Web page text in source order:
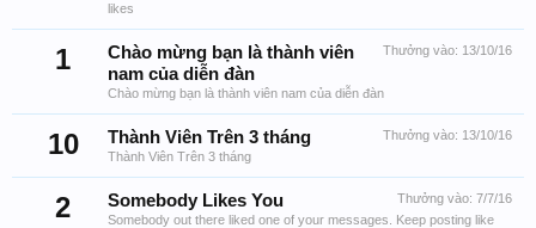
likes
1 Thưởng vào: 13/10/16
Chào mừng bạn là thành viên
nam của diễn đàn
Chào mừng bạn là thành viên nam của diễn đàn
10 Thưởng vào: 13/10/16
Thành Viên Trên 3 tháng
Thành Viên Trên 3 tháng
2 Thưởng vào: 7/7/16
Somebody Likes You
Somebody out there liked one of your messages. Keep posting like